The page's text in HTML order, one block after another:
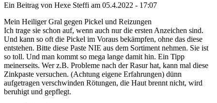
Ein Beitrag von Hexe Steffi am 05.4.2022 - 17:07
Mein Heiliger Gral gegen Pickel und Reizungen
Ich trage sie schon auf, wenn auch nur die ersten Anzeichen sind.
Und kann so oft die Pickel im Voraus bekämpfen, ohne das diese
entstehen. Bitte diese Paste NIE aus dem Sortiment nehmen. Sie ist
so toll. Und man kommt so mega lange damit hin. Ein Tipp
meinerseits. Wer z.B. Probleme nach der Rasur hat, kann mal diese
Zinkpaste versuchen. (Achtung eigene Erfahrungen) dünn
aufgetragen verschwinden Rötungen, die Haut brennt nicht, wird
beruhigt und gepflegt.